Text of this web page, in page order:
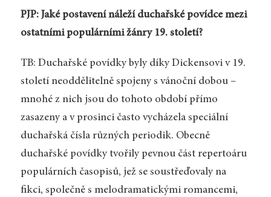
PJP: Jaké postavení náleží duchařské povídce mezi
ostatními populárními žánry 19. století?
TB: Duchařské povídky byly díky Dickensovi v 19.
století neoddělitelně spojeny s vánoční dobou –
mnohé z nich jsou do tohoto období přímo
zasazeny a v prosinci často vycházela speciální
duchařská čísla různých periodik. Obecně
duchařské povídky tvořily pevnou část repertoáru
populárních časopisů, jež se soustřeďovaly na
fikci, společně s melodramatickými romancemi,